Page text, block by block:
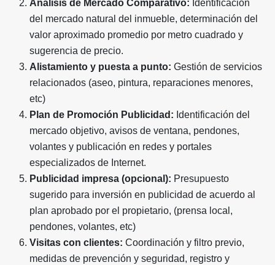
Análisis de Mercado Comparativo: Identificación
del mercado natural del inmueble, determinación del
valor aproximado promedio por metro cuadrado y
sugerencia de precio.
Alistamiento y puesta a punto: Gestión de servicios
relacionados (aseo, pintura, reparaciones menores,
etc)
Plan de Promoción Publicidad: Identificación del
mercado objetivo, avisos de ventana, pendones,
volantes y publicación en redes y portales
especializados de Internet.
Publicidad impresa (opcional): Presupuesto
sugerido para inversión en publicidad de acuerdo al
plan aprobado por el propietario, (prensa local,
pendones, volantes, etc)
Visitas con clientes: Coordinación y filtro previo,
medidas de prevención y seguridad, registro y